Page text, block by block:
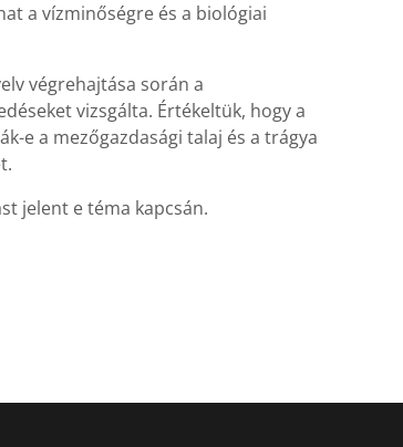
a vízminőségre és a biológiai
végrehajtása során a
vizsgálta. Értékeltük, hogy a
e a mezőgazdasági talaj és a trágya
jelent e téma kapcsán.